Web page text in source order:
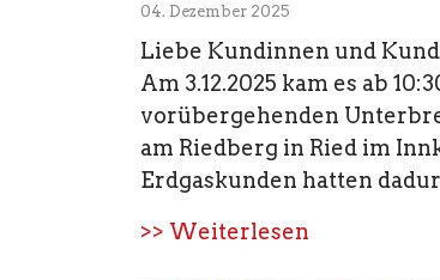
04. Dezember 2025
Liebe Kundinnen und
Am 3.12.2025 kam es ab
vorübergehenden
am Riedberg in Ried im
Erdgaskunden hatten
>> Weiterlesen